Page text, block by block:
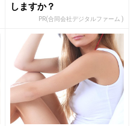
しますか？
PR(合同会社デジタルファーム )